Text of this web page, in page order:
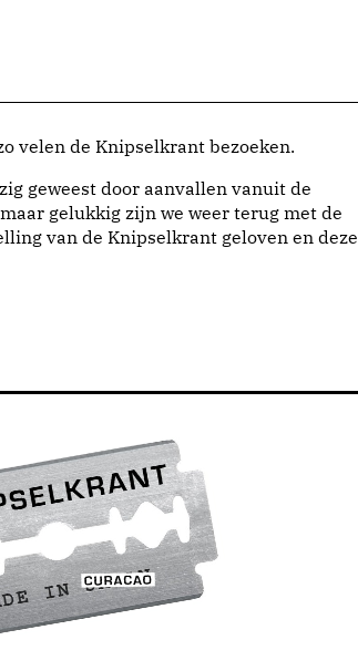
velen de Knipselkrant bezoeken.
geweest door aanvallen vanuit de
gelukkig zijn we weer terug met de
van de Knipselkrant geloven en deze